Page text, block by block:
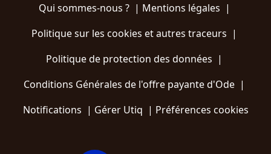
Qui sommes-nous ?| Mentions légales |
Politique sur les cookies et autres traceurs |
Politique de protection des données |
Conditions Générales de l'offre payante d'Ode |
Notifications | Gérer Utiq | Préférences cookies